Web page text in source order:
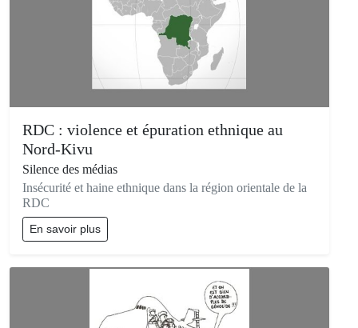
RDC : violence et épuration ethnique au
Nord-Kivu
Silence des médias
Insécurité et haine ethnique dans la région orientale de la
RDC
En savoir plus